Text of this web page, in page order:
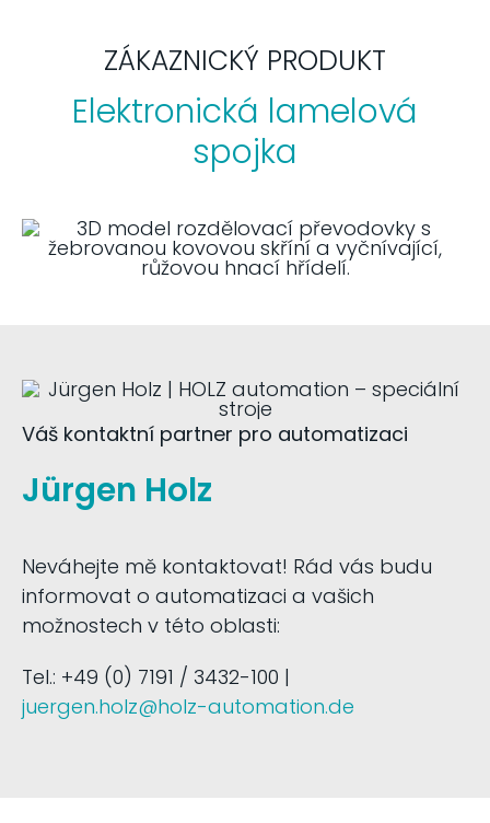
ZÁKAZNICKÝ PRODUKT
Elektronická lamelová
spojka
Váš kontaktní partner pro automatizaci
Jürgen Holz
Neváhejte mě kontaktovat! Rád vás budu
informovat o automatizaci a vašich
možnostech v této oblasti:
Tel.: +49 (0) 7191 / 3432-100 |
juergen.holz@holz-automation.de